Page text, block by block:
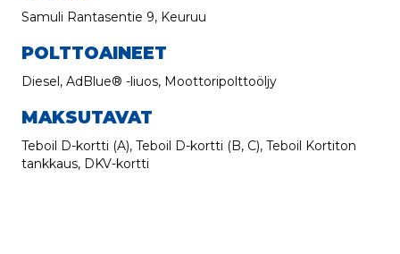
Samuli Rantasentie 9, Keuruu
POLTTOAINEET
Diesel, AdBlue® -liuos, Moottoripolttoöljy
MAKSUTAVAT
Teboil D-kortti (A), Teboil D-kortti (B, C), Teboil Kortiton
tankkaus, DKV-kortti